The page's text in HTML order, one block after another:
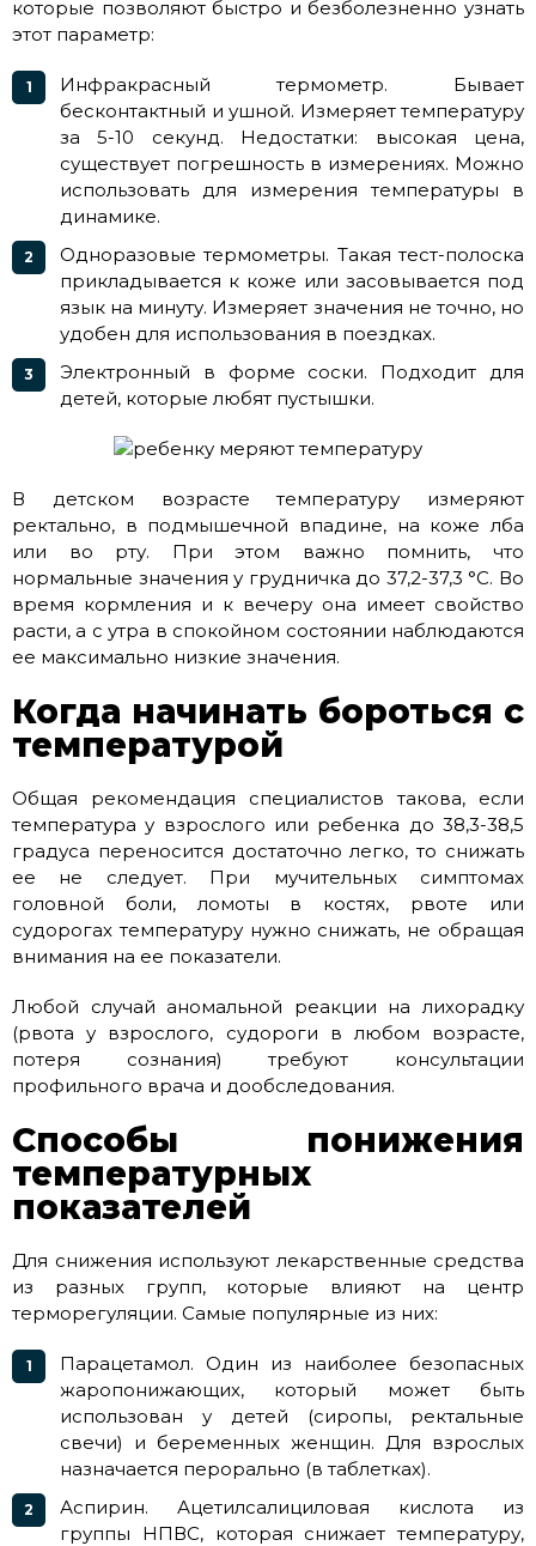
которые позволяют быстро и безболезненно узнать
этот параметр:
Инфракрасный термометр. Бывает
бесконтактный и ушной. Измеряет температуру
за 5-10 секунд. Недостатки: высокая цена,
существует погрешность в измерениях. Можно
использовать для измерения температуры в
динамике.
Одноразовые термометры. Такая тест-полоска
прикладывается к коже или засовывается под
язык на минуту. Измеряет значения не точно, но
удобен для использования в поездках.
Электронный в форме соски. Подходит для
детей, которые любят пустышки.
В детском возрасте температуру измеряют
ректально, в подмышечной впадине, на коже лба
или во рту. При этом важно помнить, что
нормальные значения у грудничка до 37,2-37,3 °C. Во
время кормления и к вечеру она имеет свойство
расти, а с утра в спокойном состоянии наблюдаются
ее максимально низкие значения.
Когда начинать бороться с
температурой
Общая рекомендация специалистов такова, если
температура у взрослого или ребенка до 38,3-38,5
градуса переносится достаточно легко, то снижать
ее не следует. При мучительных симптомах
головной боли, ломоты в костях, рвоте или
судорогах температуру нужно снижать, не обращая
внимания на ее показатели.
Любой случай аномальной реакции на лихорадку
(рвота у взрослого, судороги в любом возрасте,
потеря сознания) требуют консультации
профильного врача и дообследования.
Способы понижения
температурных
показателей
Для снижения используют лекарственные средства
из разных групп, которые влияют на центр
терморегуляции. Самые популярные из них:
Парацетамол. Один из наиболее безопасных
жаропонижающих, который может быть
использован у детей (сиропы, ректальные
свечи) и беременных женщин. Для взрослых
назначается перорально (в таблетках).
Аспирин. Ацетилсалициловая кислота из
группы НПВС, которая снижает температуру,